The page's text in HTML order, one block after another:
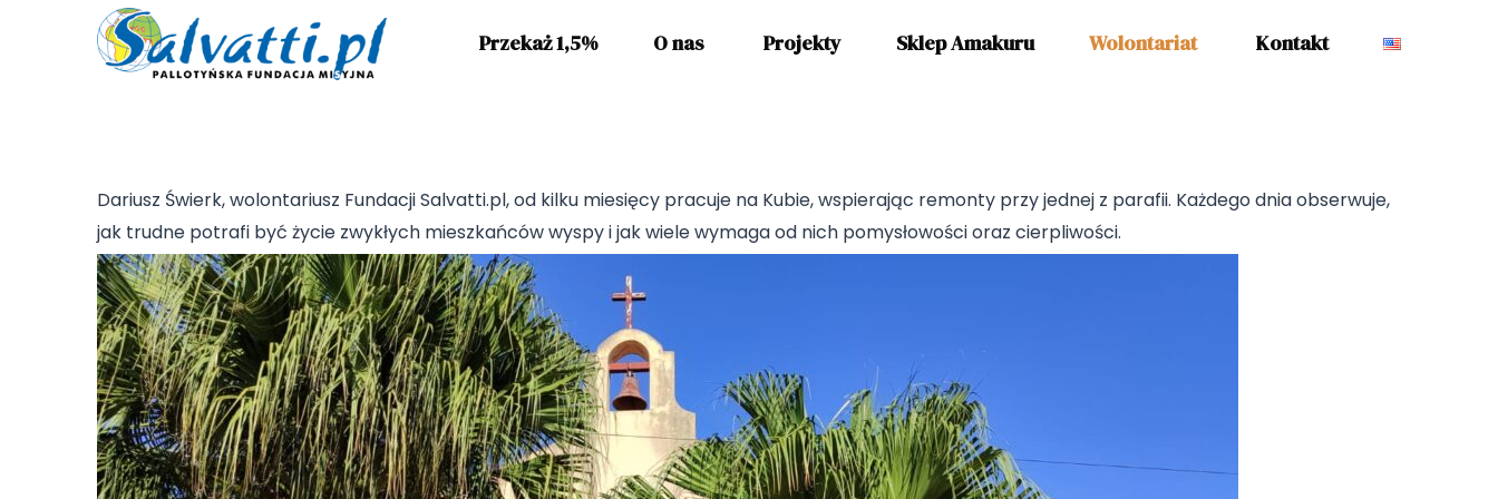
Przekaż 1,5% O nas Projekty Sklep Amakuru Wolontariat Kontakt
Dariusz Świerk, wolontariusz Fundacji Salvatti.pl, od kilku miesięcy pracuje na Kubie, wspierając remonty przy jednej z parafii. Każdego dnia obserwuje,
jak trudne potrafi być życie zwykłych mieszkańców wyspy i jak wiele wymaga od nich pomysłowości oraz cierpliwości.